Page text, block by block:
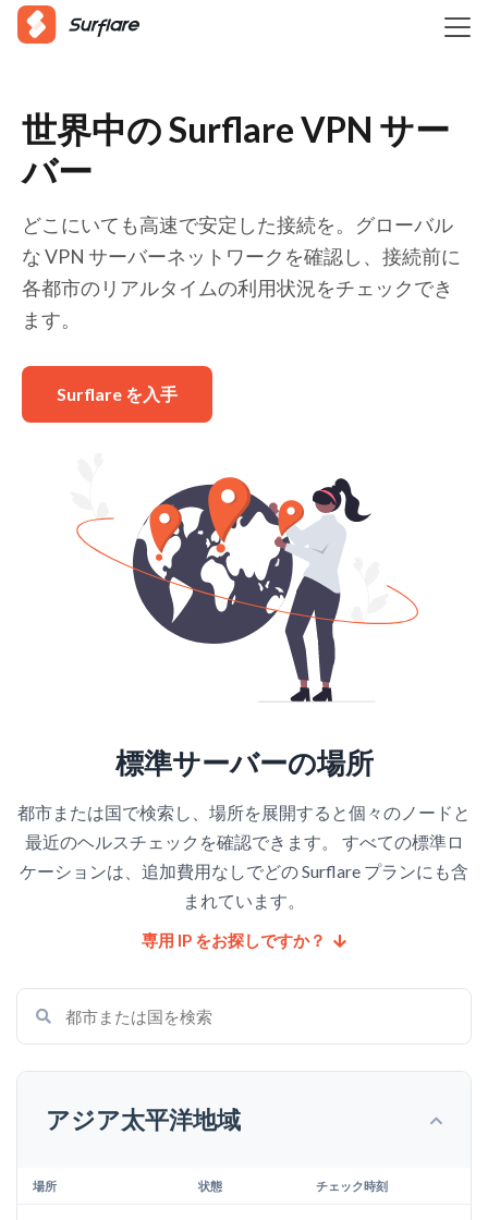
世界中の Surflare VPN サー
バー
どこにいても高速で安定した接続を。グローバル
な VPN サーバーネットワークを確認し、接続前に
各都市のリアルタイムの利用状況をチェックでき
ます。
Surflare を入手
標準サーバーの場所
都市または国で検索し、場所を展開すると個々のノードと
最近のヘルスチェックを確認できます。 すべての標準ロ
ケーションは、追加費用なしでどの Surflare プランにも含
まれています。
専用 IP をお探しですか？
アジア太平洋地域
場所 状態 チェック時刻